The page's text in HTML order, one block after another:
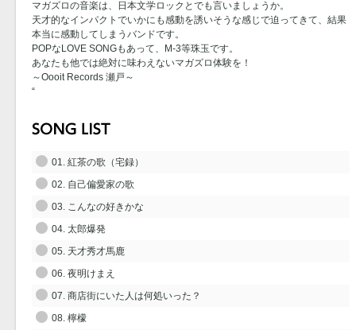
マガズロの音楽は、日本文学ロックとでも言いましょうか。
天才的なインパクトでいかにも感動を誘いそうな感じで迫ってきて、結果
本当に感動してしまうバンドです。
POPなLOVE SONGもあって、M-3等珠玉です。
あなたも他では絶対に味わえないマガズロ体験を！
～Oooit Records 瀬戸～
“
01. 紅茶の歌（宅録）
02. 自己偏愛家の歌
03. こんなの好きかな
04. 太郎爆発
05. 天才秀才馬鹿
06. 夜明けまえ
07. 商店街にいた人は何処いった？
08. 檸檬